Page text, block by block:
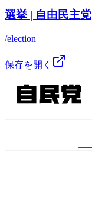
選挙 | 自由民主党
/election
保存を開く